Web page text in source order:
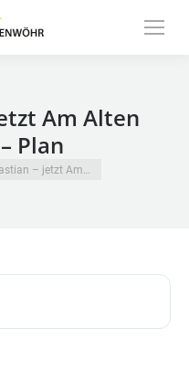
Am Alten
Plan
– jetzt Am…